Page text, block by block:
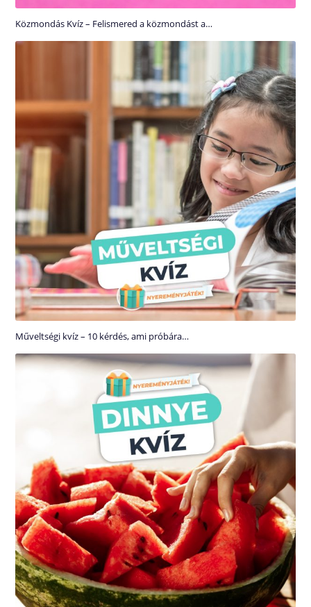
Közmondás Kvíz – Felismered a közmondást a…
Műveltségi kvíz – 10 kérdés, ami próbára…